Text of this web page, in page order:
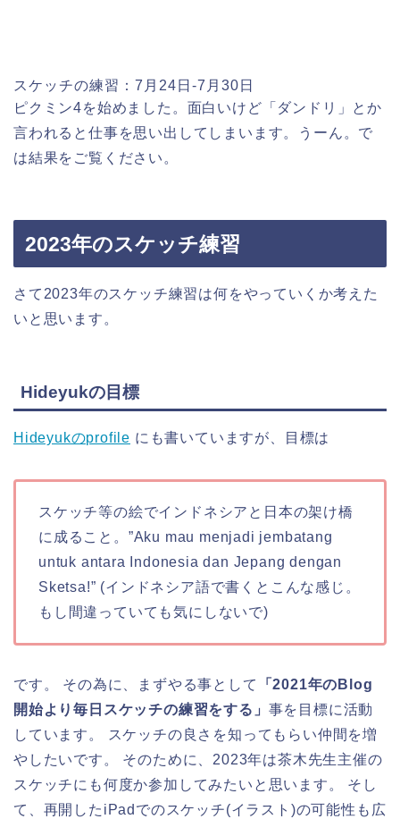
スケッチの練習：7月24日-7月30日
ピクミン4を始めました。面白いけど「ダンドリ」とか
言われると仕事を思い出してしまいます。うーん。で
は結果をご覧ください。
2023年のスケッチ練習
さて2023年のスケッチ練習は何をやっていくか考えた
いと思います。
Hideyukの目標
Hideyukのprofile にも書いていますが、目標は
スケッチ等の絵でインドネシアと日本の架け橋
に成ること。”Aku mau menjadi jembatang
untuk antara Indonesia dan Jepang dengan
Sketsa!” (インドネシア語で書くとこんな感じ。
もし間違っていても気にしないで)
です。 その為に、まずやる事として
「2021年のBlog
開始より毎日スケッチの練習をする」 事を目標に活動
しています。 スケッチの良さを知ってもらい仲間を増
やしたいです。 そのために、2023年は茶木先生主催の
スケッチにも何度か参加してみたいと思います。 そし
て、再開したiPadでのスケッチ(イラスト)の可能性も広